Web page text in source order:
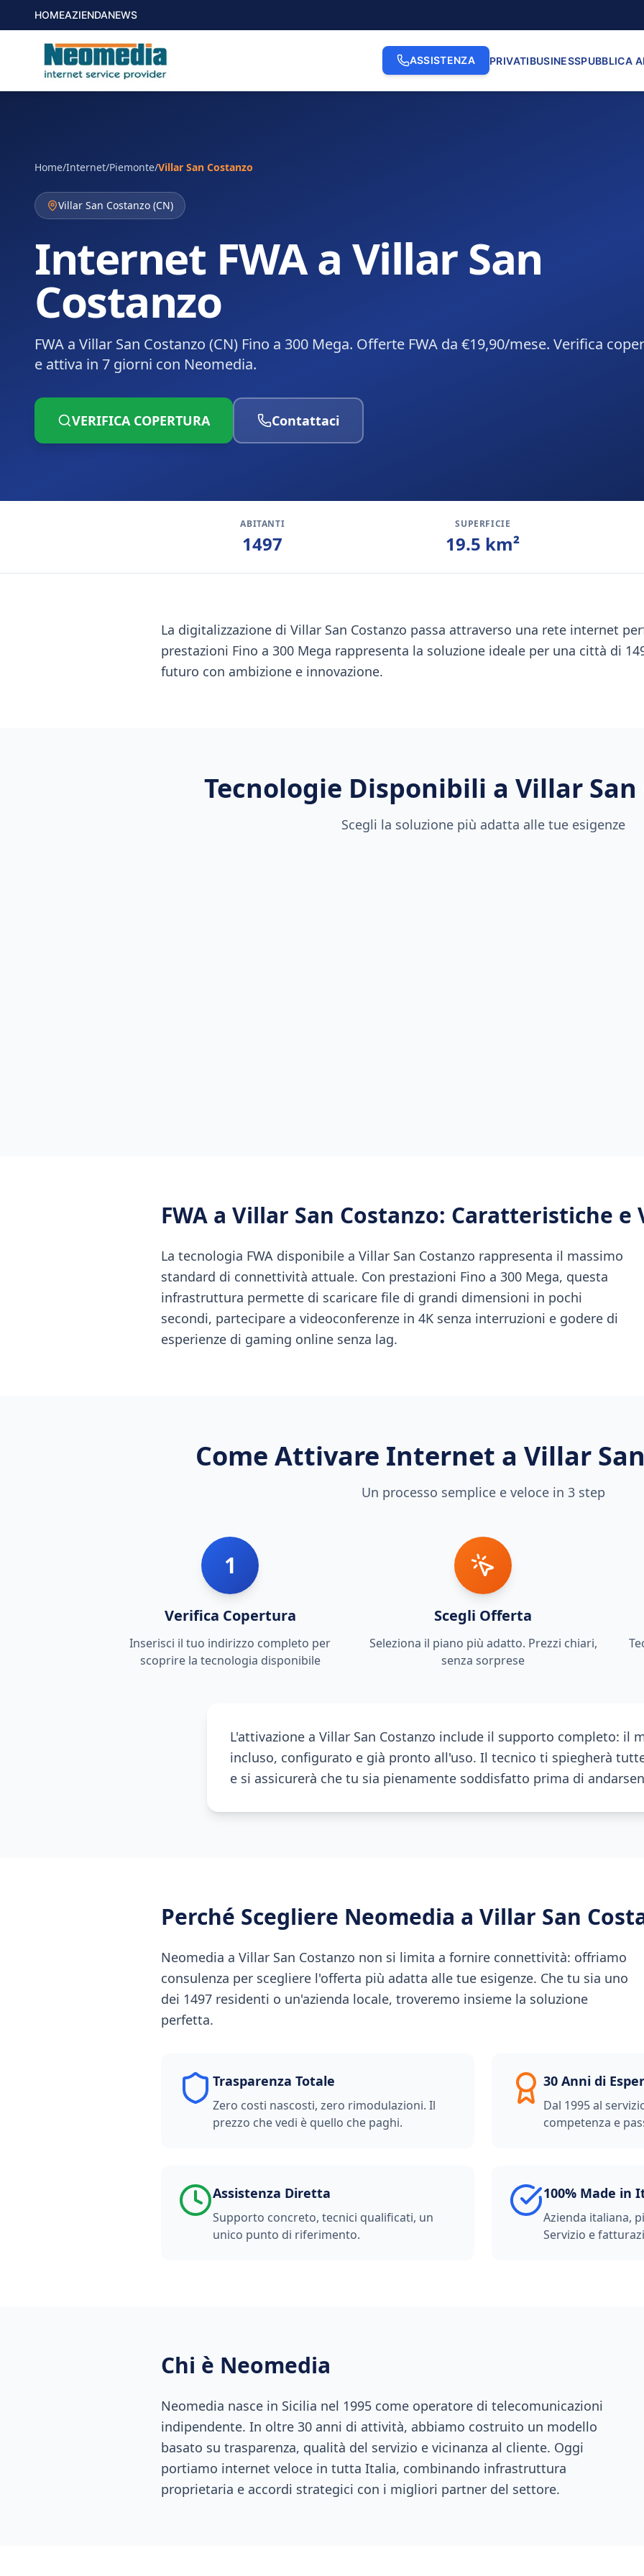
HOMEAZIENDANEWS
ASSISTENZA PRIVATIBUSINESSPUBBLICA
Home/Internet/Piemonte/Villar San Costanzo
Villar San Costanzo (CN)
Internet FWA a Villar San
Costanzo
FWA a Villar San Costanzo (CN) Fino a 300 Mega. Offerte FWA da €19,90/mese. Verifica
e attiva in 7 giorni con Neomedia.
VERIFICA COPERTURA Contattaci
ABITANTI
1497
SUPERFICIE
19.5 km²
La digitalizzazione di Villar San Costanzo passa attraverso una rete internet
prestazioni Fino a 300 Mega rappresenta la soluzione ideale per una città di
futuro con ambizione e innovazione.
Tecnologie Disponibili a Villar
Scegli la soluzione più adatta alle tue esigenze
FWA a Villar San Costanzo: Caratteristiche e
La tecnologia FWA disponibile a Villar San Costanzo rappresenta il massimo
standard di connettività attuale. Con prestazioni Fino a 300 Mega, questa
infrastruttura permette di scaricare file di grandi dimensioni in pochi
secondi, partecipare a videoconferenze in 4K senza interruzioni e godere di
esperienze di gaming online senza lag.
Come Attivare Internet a Villar
Un processo semplice e veloce in 3 step
1
Verifica Copertura
Inserisci il tuo indirizzo completo per
scoprire la tecnologia disponibile
Scegli Offerta
Seleziona il piano più adatto. Prezzi chiari,
senza sorprese
L'attivazione a Villar San Costanzo include il supporto completo: il
incluso, configurato e già pronto all'uso. Il tecnico ti spiegherà
e si assicurerà che tu sia pienamente soddisfatto prima di
Perché Scegliere Neomedia a Villar San
Neomedia a Villar San Costanzo non si limita a fornire connettività: offriamo
consulenza per scegliere l'offerta più adatta alle tue esigenze. Che tu sia uno
dei 1497 residenti o un'azienda locale, troveremo insieme la soluzione
perfetta.
Trasparenza Totale
Zero costi nascosti, zero rimodulazioni. Il
prezzo che vedi è quello che paghi.
30 Anni di
Dal 1995 al
competenza e
Assistenza Diretta
Supporto concreto, tecnici qualificati, un
unico punto di riferimento.
100% Made in
Azienda italiana,
Servizio e
Chi è Neomedia
Neomedia nasce in Sicilia nel 1995 come operatore di telecomunicazioni
indipendente. In oltre 30 anni di attività, abbiamo costruito un modello
basato su trasparenza, qualità del servizio e vicinanza al cliente. Oggi
portiamo internet veloce in tutta Italia, combinando infrastruttura
proprietaria e accordi strategici con i migliori partner del settore.